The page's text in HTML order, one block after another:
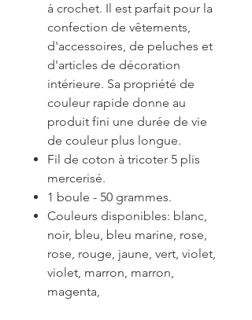
à crochet. Il est parfait pour la
confection de vêtements,
d'accessoires, de peluches et
d'articles de décoration
intérieure. Sa propriété de
couleur rapide donne au
produit fini une durée de vie
de couleur plus longue.
Fil de coton à tricoter 5 plis
mercerisé.
1 boule - 50 grammes.
Couleurs disponibles: blanc,
noir, bleu, bleu marine, rose,
rose, rouge, jaune, vert, violet,
violet, marron, marron,
magenta,